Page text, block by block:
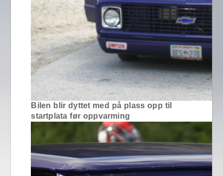
Bilen blir dyttet med på plass opp til
startplata før oppvarming